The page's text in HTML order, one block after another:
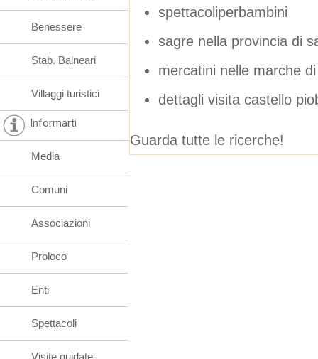
spettacoliperbambini
sagre nella provincia di
mercatini nelle marche
dettagli visita castello
Guarda tutte le ricerche!
Benessere
Stab. Balneari
Villaggi turistici
Informarti
Media
Comuni
Associazioni
Proloco
Enti
Spettacoli
Visite guidate